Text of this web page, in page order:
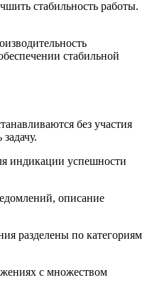
стабильность работы.
стабильной
без участия
индикации успешности
описание
разделены по категориям
с множеством